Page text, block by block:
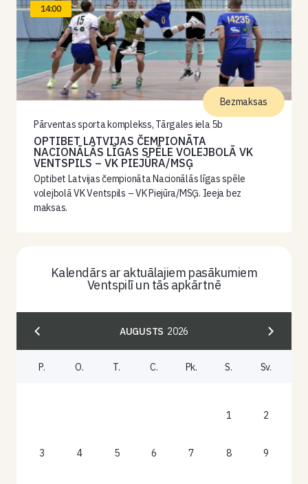
14:00
Pārventas sporta komplekss, Tārgales iela 5b
OPTIBET LATVIJAS ČEMPIONĀTA
NACIONĀLĀS LĪGAS SPĒLE VOLEJBOLĀ VK
VENTSPILS – VK PIEJŪRA/MSĢ
Optibet Latvijas čempionāta Nacionālās līgas spēle
volejbolā VK Ventspils – VK Piejūra/MSĢ. Ieeja bez
maksas.
Bezmaksas
Kalendārs ar aktuālajiem pasākumiem
Ventspilī un tās apkārtnē
AUGUSTS 2026
P. O. T. C. Pk. S. Sv.
1 2
3 4 5 6 7 8 9